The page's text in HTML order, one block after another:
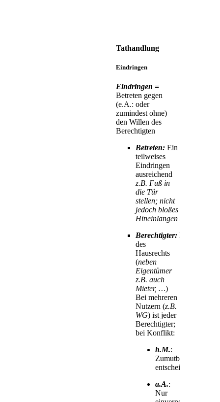
Tathandlung
Eindringen
Eindringen =
Betreten gegen
(e.A.: oder
zumindest ohne)
den Willen des
Berechtigten
Betreten: Ein
teilweises
Eindringen
ausreichend
z.B. Fuß in
die Tür
stellen; nicht
jedoch bloßes
Hineinlangen (str.)
Berechtigter: Inhaber
des
Hausrechts
(neben
Eigentümer
z.B. auch
Mieter, …)
Bei mehreren
Nutzern (z.B.
WG) ist jeder
Berechtigter;
bei Konflikt:
h.M.:
Zumutbarkeit
entscheidend
a.A.:
Nur